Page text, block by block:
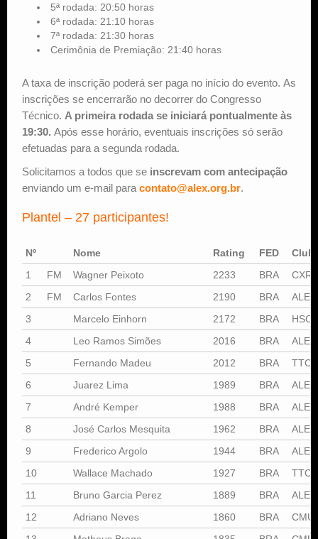
5ª rodada: 20:50 horas
6ª rodada: 21:10 horas
7ª rodada: 21:30 horas
Cerimônia de Premiação: 21:40 horas
A taxa de inscrição poderá ser paga no início do evento. As
inscrições se encerrarão no decorrer do Congresso
Técnico. A primeira rodada se iniciará pontualmente às
19:30. Após esse horário, eventuais inscrições só serão
efetuadas para a segunda rodada.
Solicitamos a todos que se inscrevam com antecipação
enviando um e-mail para contato@alex.org.br.
Plantel – 27 participantes!
Nº Nome Rating FED
1
FM Wagner Peixoto 2233 BRA
CXRJ
2
FM Carlos Fontes 2190 BRA
ALEX
3
Marcelo Einhorn 2172 BRA
4
Leo Ramos Simões 2016 BRA
ALEX
5
Fernando Madeu 2012 BRA
TTC
6
Juarez Lima 1989 BRA
ALEX
7
André Kemper 1988 BRA
ALEX
8
José Carlos Mesquita 1962 BRA
ALEX
9
Frederico Argolo 1944 BRA
ALEX
10
Wallace Machado 1927 BRA
TTC
11
Bruno Garcia Perez 1889 BRA
ALEX
12
Adriano Neves 1860 BRA